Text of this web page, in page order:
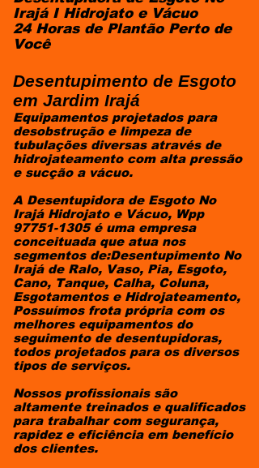
Irajá I Hidrojato e Vácuo
24 Horas de Plantão Perto de
Você
Desentupimento de Esgoto
em Jardim Irajá
Equipamentos projetados para
desobstrução e limpeza de
tubulações diversas através de
hidrojateamento com alta pressão
e sucção a vácuo.
A Desentupidora de Esgoto No
Irajá Hidrojato e Vácuo, Wpp
97751-1305é uma empresa
conceituada que atua nos
segmentos de:Desentupimento No
Irajá de Ralo, Vaso, Pia, Esgoto,
Cano, Tanque, Calha, Coluna,
Esgotamentos e Hidrojateamento,
Possuímos frota própria com os
melhores equipamentos do
seguimento de desentupidoras,
todos projetados para os diversos
tipos de serviços.
​Nossos profissionais são
altamente treinados e qualificados
para trabalhar com segurança,
rapidez e eficiência em benefício
dos clientes.